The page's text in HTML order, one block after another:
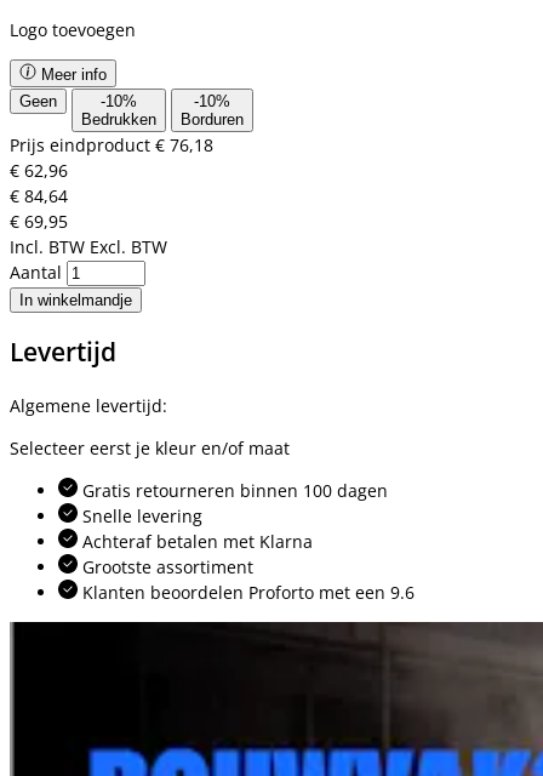
Logo toevoegen
Meer info
Geen
-10%
Bedrukken
-10%
Borduren
Prijs eindproduct € 76,18
€ 62,96
€ 84,64
€ 69,95
Incl. BTW Excl. BTW
Aantal
In winkelmandje
Levertijd
Algemene levertijd:
Selecteer eerst je kleur en/of maat
Gratis retourneren binnen 100 dagen
Snelle levering
Achteraf betalen met Klarna
Grootste assortiment
Klanten beoordelen Proforto met een 9.6